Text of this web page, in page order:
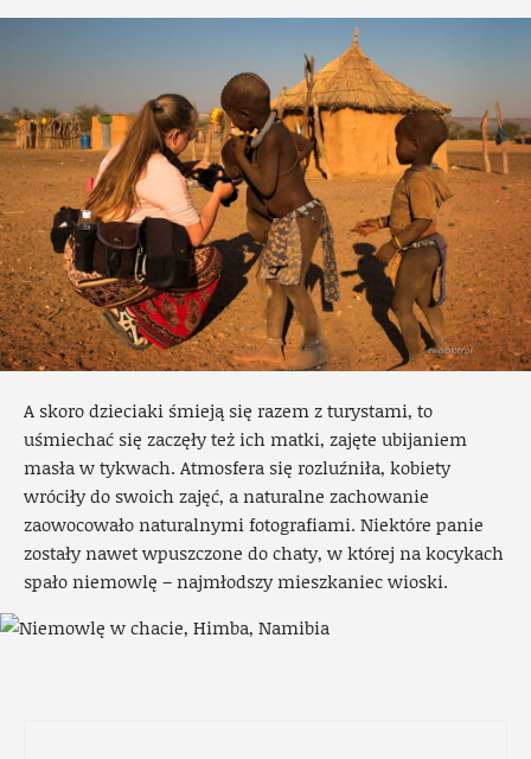
A skoro dzieciaki śmieją się razem z turystami, to
uśmiechać się zaczęły też ich matki, zajęte ubijaniem
masła w tykwach. Atmosfera się rozluźniła, kobiety
wróciły do swoich zajęć, a naturalne zachowanie
zaowocowało naturalnymi fotografiami. Niektóre panie
zostały nawet wpuszczone do chaty, w której na kocykach
spało niemowlę – najmłodszy mieszkaniec wioski.